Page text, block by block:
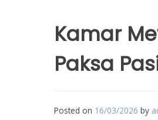
Kamar
Paksa
Posted on 16/03/2026 by